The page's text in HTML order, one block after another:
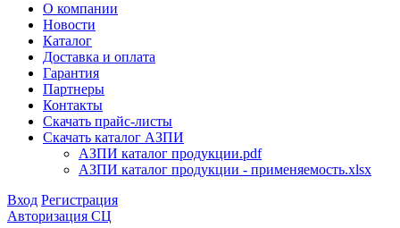
О компании
Новости
Каталог
Доставка и оплата
Гарантия
Партнеры
Контакты
Скачать прайс-листы
Скачать каталог АЗПИ
АЗПИ каталог продукции.pdf
АЗПИ каталог продукции - применяемость.xlsx
Вход Регистрация
Авторизация СЦ